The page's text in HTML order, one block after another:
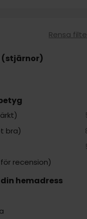
Rensa
(stjärnor)
bra)
recension)
hemadress